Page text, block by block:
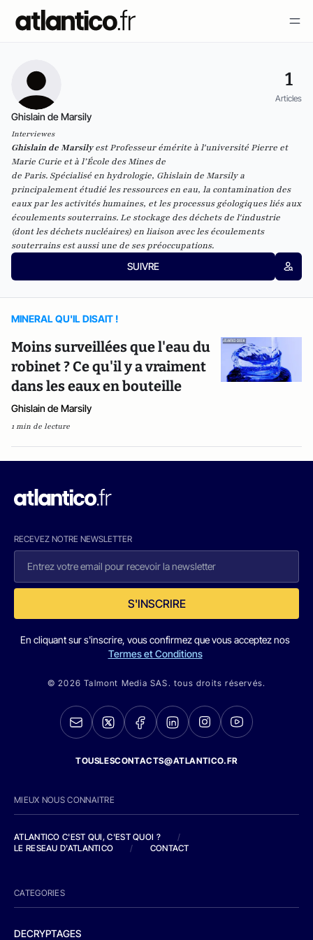
1
Articles
Ghislain de Marsily
Interviewes
Ghislain de MarsilyestProfesseur émérite à l'université Pierre et
Marie Curie et à l’École des Mines de
de Paris.Spécialisé en hydrologie, Ghislain de Marsily a
principalement étudié les ressources en eau, la contamination des
eaux par les activités humaines, et les processus géologiques liés aux
écoulements souterrains. Le stockage des déchets de l'industrie
(dont les déchets nucléaires) en liaison avec les écoulements
souterrains est aussi une de ses préoccupations.
SUIVRE
MINERAL QU'IL DISAIT !
Moins surveillées que l'eau du
robinet ? Ce qu'il y a vraiment
dans les eaux en bouteille
Ghislain de Marsily
1 min de lecture
RECEVEZ NOTRE NEWSLETTER
S'INSCRIRE
En cliquant sur s'inscrire, vous confirmez que vous acceptez nos
Termes et Conditions
© 2026 Talmont Media SAS. tous droits réservés.
TOUSLESCONTACTS@ATLANTICO.FR
MIEUX NOUS CONNAITRE
ATLANTICO C'EST QUI, C'EST QUOI ?
/
LE RESEAU D'ATLANTICO
/ CONTACT
CATEGORIES
DECRYPTAGES